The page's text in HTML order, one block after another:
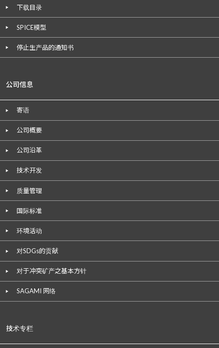
下载目录
SPICE模型
停止生产品的通知书
公司信息
寄语
公司概要
公司沿革
技术开发
质量管理
国际标准
环境活动
对SDGs的贡献
对于冲突矿产之基本方针
SAGAMI 网络
技术专栏